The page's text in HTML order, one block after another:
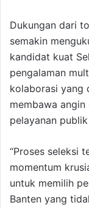
Dukungan dari
semakin
kandidat kuat
pengalaman
kolaborasi yang
membawa
pelayanan
“Proses seleksi
momentum
untuk memilih
Banten yang